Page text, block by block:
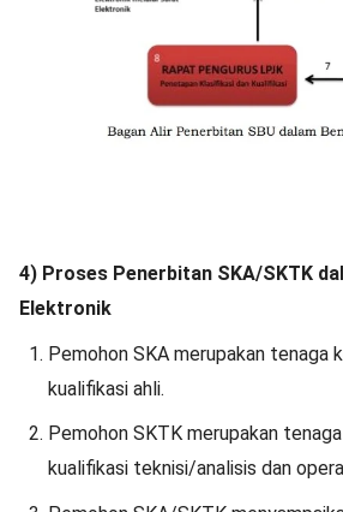
4) Proses Penerbitan SKA/SKTK
Elektronik
Pemohon SKA merupakan tenaga
kualifikasi ahli.
Pemohon SKTK merupakan
kualifikasi teknisi/analisis dan